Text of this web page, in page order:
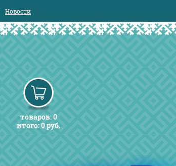
Новости
товаров: 0
итого: 0 руб.